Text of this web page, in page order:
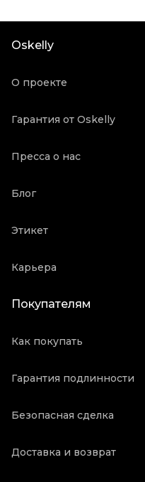
Продавец
Oskelly
О проекте
Гарантия от Oskelly
Пресса о нас
Блог
Этикет
Карьера
Покупателям
Как покупать
Гарантия подлинности
Безопасная сделка
Доставка и возврат